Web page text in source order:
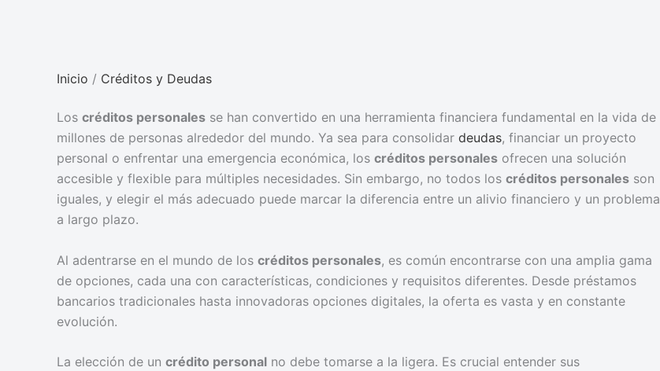
Inicio / Créditos y Deudas
Los créditos personales se han convertido en una herramienta financiera fundamental en la vida de
millones de personas alrededor del mundo. Ya sea para consolidar deudas, financiar un proyecto
personal o enfrentar una emergencia económica, los créditos personales ofrecen una solución
accesible y flexible para múltiples necesidades. Sin embargo, no todos los créditos personales son
iguales, y elegir el más adecuado puede marcar la diferencia entre un alivio financiero y un problema
a largo plazo.
Al adentrarse en el mundo de los créditos personales, es común encontrarse con una amplia gama
de opciones, cada una con características, condiciones y requisitos diferentes. Desde préstamos
bancarios tradicionales hasta innovadoras opciones digitales, la oferta es vasta y en constante
evolución.
La elección de un crédito personal no debe tomarse a la ligera. Es crucial entender sus